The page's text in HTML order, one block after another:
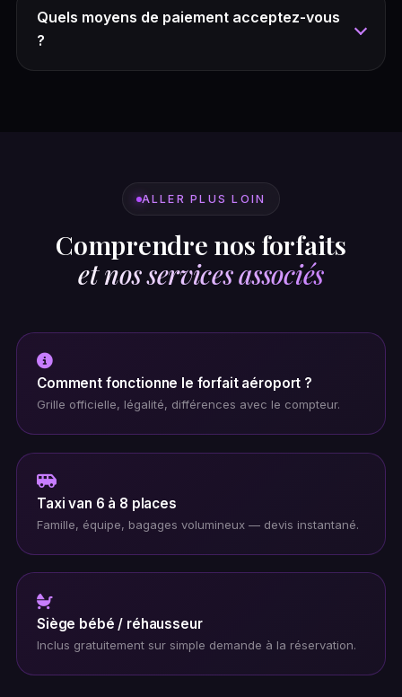
Quels moyens de paiement acceptez-vous
?
ALLER PLUS LOIN
Comprendre nos forfaits
et nos services associés
Comment fonctionne le forfait aéroport ?
Grille officielle, légalité, différences avec le compteur.
Taxi van 6 à 8 places
Famille, équipe, bagages volumineux — devis instantané.
Siège bébé / réhausseur
Inclus gratuitement sur simple demande à la réservation.